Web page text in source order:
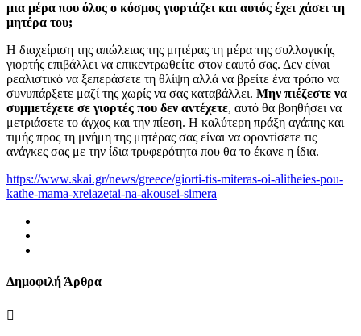
μια μέρα που όλος ο κόσμος γιορτάζει και αυτός έχει χάσει τη
μητέρα του;
Η διαχείριση της απώλειας της μητέρας τη μέρα της συλλογικής
γιορτής επιβάλλει να επικεντρωθείτε στον εαυτό σας. Δεν είναι
ρεαλιστικό να ξεπεράσετε τη θλίψη αλλά να βρείτε ένα τρόπο να
συνυπάρξετε μαζί της χωρίς να σας καταβάλλει. Μην πιέζεστε να
συμμετέχετε σε γιορτές που δεν αντέχετε, αυτό θα βοηθήσει να
μετριάσετε το άγχος και την πίεση. Η καλύτερη πράξη αγάπης και
τιμής προς τη μνήμη της μητέρας σας είναι να φροντίσετε τις
ανάγκες σας με την ίδια τρυφερότητα που θα το έκανε η ίδια.
https://www.skai.gr/news/greece/giorti-tis-miteras-oi-alitheies-pou-
kathe-mama-xreiazetai-na-akousei-simera
Δημοφιλή Άρθρα